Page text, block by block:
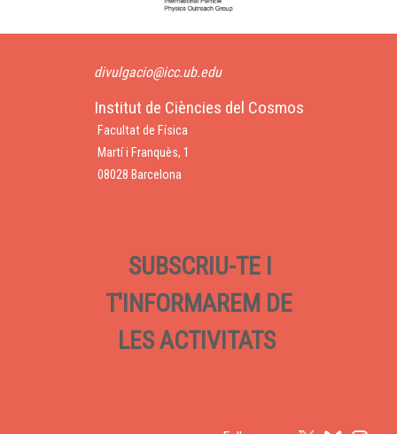
divulgacio@icc.ub.edu
Institut de Ciències del Cosmos
Facultat de Física
Martí i Franquès, 1
08028 Barcelona
SUBSCRIU-TE I
T'INFORMAREM DE
LES ACTIVITATS